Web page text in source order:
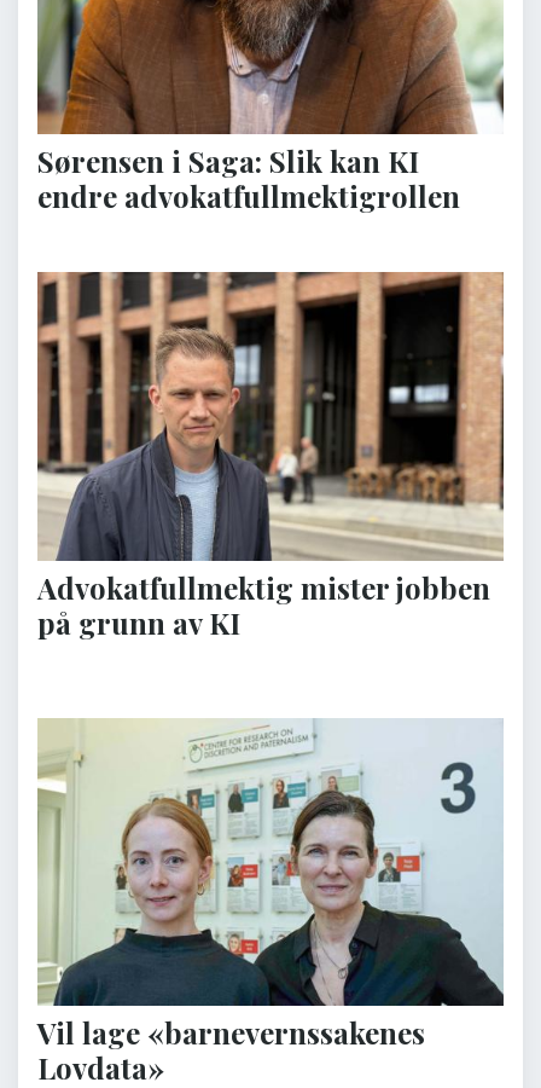
Sørensen i Saga: Slik kan KI
endre advokatfullmektigrollen
Advokatfullmektig mister jobben
på grunn av KI
Vil lage «barnevernssakenes
Lovdata»